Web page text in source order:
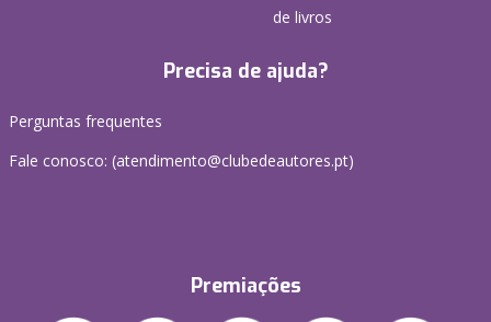
de livros
Precisa de ajuda?
Perguntas frequentes
Fale conosco: (atendimento@clubedeautores.pt)
Premiações